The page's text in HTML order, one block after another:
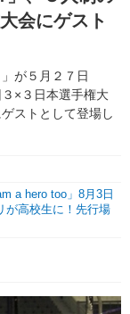
イベント
新帝スタ
ラジオ
会にゲスト
が５月２７日
×３日本選手権大
ストとして登場し
a hero too」8月3日
が高校生に！先行場